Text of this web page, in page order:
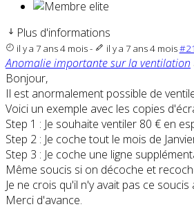
Plus d'informations
il y a 7 ans 4 mois- il y a 7 ans 4 mois
Anomalie importante sur la ventilation
Bonjour,
Il est anormalement possible de
Voici un exemple avec les copies
Step 1 : Je souhaite ventiler 80 € en
Step 2 : Je coche tout le mois de
Step 3 : Je coche une ligne
Même soucis si on décoche et
Je ne crois qu'il n'y avait pas ce
Merci d'avance.